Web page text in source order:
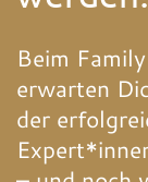
Beim
erwarten
der